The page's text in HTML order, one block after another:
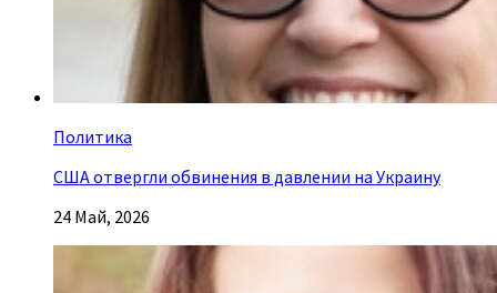
Политика
США отвергли обвинения в давлении на Украину
24 Май, 2026